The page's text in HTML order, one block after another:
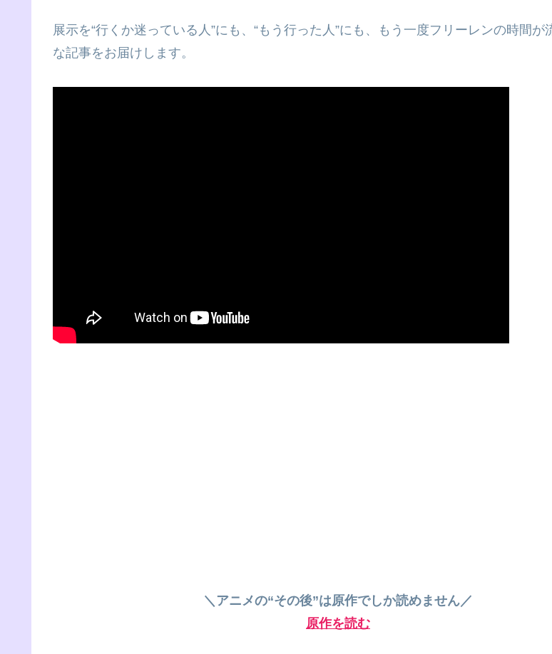
展示を“行くか迷っている人”にも、“もう行った人”にも、もう一度フリーレンの時間が
な記事をお届けします。
＼アニメの“その後”は原作でしか読めません／
原作を読む